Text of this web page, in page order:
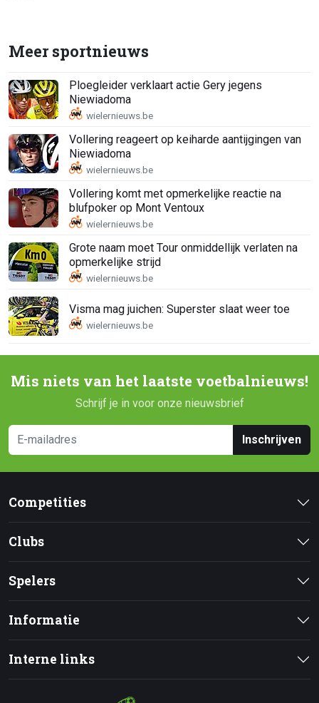
Meer sportnieuws
Ploegleider verklaart actie Gery jegens
Niewiadoma
Vollering reageert op keiharde aantijgingen van
Niewiadoma
Vollering komt met opmerkelijke reactie na
blufpoker op Mont Ventoux
Grote naam moet Tour onmiddellijk verlaten na
opmerkelijke strijd
Visma mag juichen: Superster slaat weer toe
Mis niets van het laatste voetbalnieuws!
Schrijf je in voor onze nieuwsbrief
Inschrijven
Competities
Clubs
Spelers
Informatie
Interne links